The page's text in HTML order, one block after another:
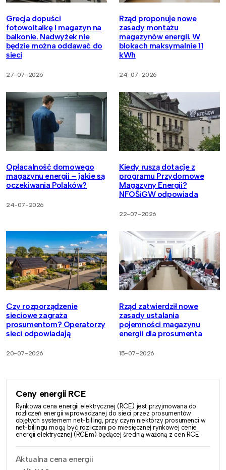
Grecja dopuści
fotowoltaikę i magazyn na
balkonie. Nadwyżek nie
będzie można oddawać do
sieci
27-07-2026
Rząd proponuje nowe
zasady montażu
magazynów energii. W
blokach maksymalnie 11
kWh
24-07-2026
Opłacalność domowego
magazynu energii – jakie są
oczekiwania Polaków?
24-07-2026
Kiedy ruszą dotacje z
programu Przydomowe
Magazyny Energii?
NFOŚiGW odpowiada
22-07-2026
Czy rozporządzenie
sieciowe zagraża
prosumentom? Operatorzy
sieci odpowiadają
20-07-2026
Rząd zatwierdził nowe
zasady ustalania
pojemności magazynu
energii dla prosumenta
15-07-2026
Ceny energii RCE
Rynkowa cena energii elektrycznej (RCE) jest przyjmowana do
rozliczeń energii wprowadzanej do sieci przez prosumentów
objętych systemem net-billing, przy czym niektórzy prosumenci w
net-billingu mogą być rozliczani po miesięcznej rynkowej cenie
energii elektrycznej (RCEm) będącej średnią ważoną z cen RCE.
Aktualna cena energii